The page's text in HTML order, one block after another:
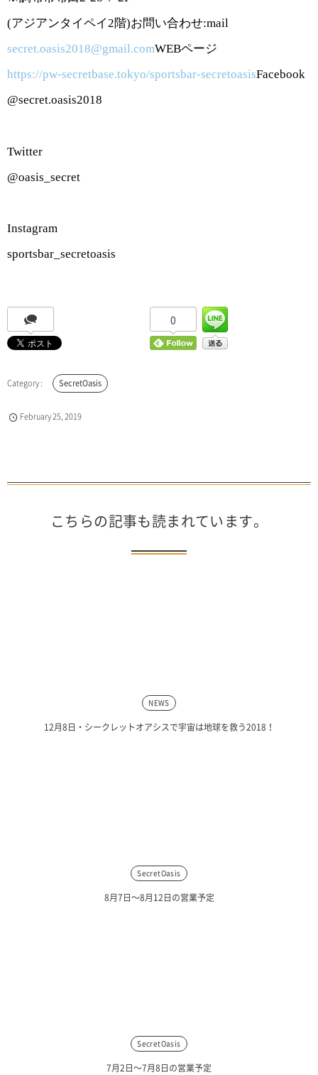
(アジアンタイペイ2階)お問い合わせ:mail
secret.oasis2018@gmail.comWEBページ
https://pw-secretbase.tokyo/sportsbar-secretoasisFacebook
@secret.oasis2018
Twitter
@oasis_secret
Instagram
sportsbar_secretoasis
0
SecretOasis
February25,2019
こちらの記事も読まれています。
NEWS
12月8日・シークレットオアシスで宇宙は地球を救う2018！
SecretOasis
8月7日〜8月12日の営業予定
SecretOasis
7月2日〜7月8日の営業予定